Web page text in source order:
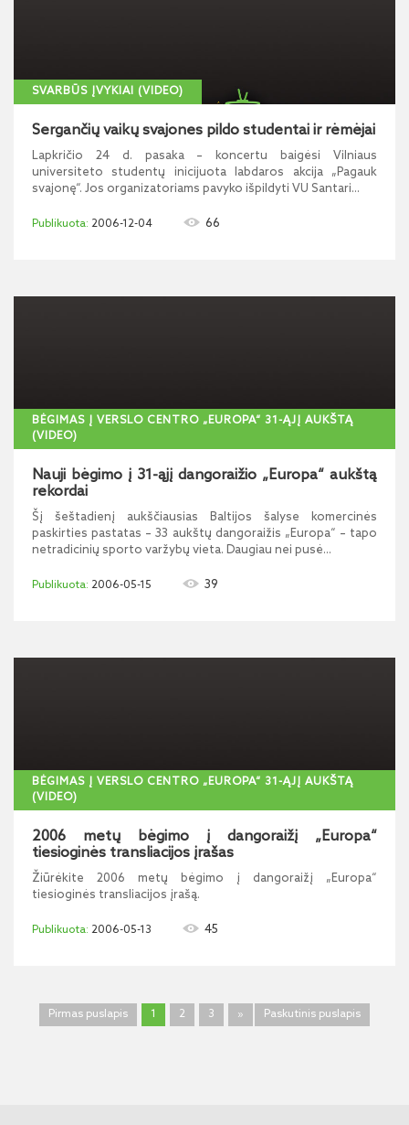
SVARBŪS ĮVYKIAI (VIDEO)
Sergančių vaikų svajones pildo studentai ir rėmėjai
Lapkričio 24 d. pasaka – koncertu baigėsi Vilniaus
universiteto studentų inicijuota labdaros akcija „Pagauk
svajonę“. Jos organizatoriams pavyko išpildyti VU Santari...
2006-12-04 66
BĖGIMAS Į VERSLO CENTRO „EUROPA“ 31-ĄJĮ AUKŠTĄ
(VIDEO)
Nauji bėgimo į 31-ąjį dangoraižio „Europa“ aukštą
rekordai
Šį šeštadienį aukščiausias Baltijos šalyse komercinės
paskirties pastatas – 33 aukštų dangoraižis „Europa“ – tapo
netradicinių sporto varžybų vieta. Daugiau nei pusė...
2006-05-15 39
BĖGIMAS Į VERSLO CENTRO „EUROPA“ 31-ĄJĮ AUKŠTĄ
(VIDEO)
2006 metų bėgimo į dangoraižį „Europa“
tiesioginės transliacijos įrašas
Žiūrėkite 2006 metų bėgimo į dangoraižį „Europa“
tiesioginės transliacijos įrašą.
2006-05-13 45
Pirmas puslapis 1 2 3 » Paskutinis puslapis